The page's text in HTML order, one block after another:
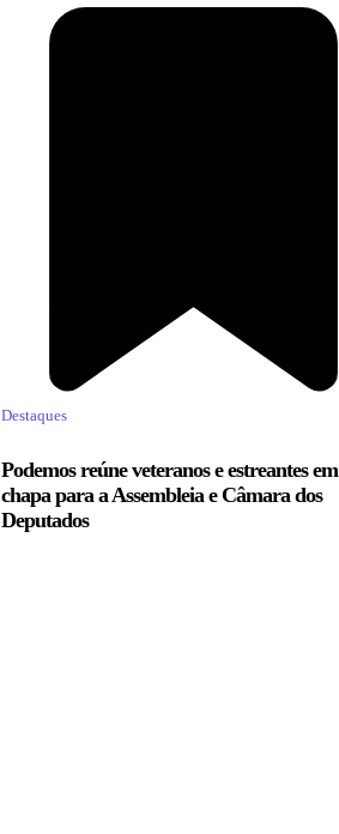
Destaques
Podemos reúne veteranos e estreantes em
chapa para a Assembleia e Câmara dos
Deputados